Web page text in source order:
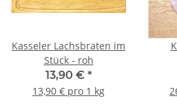
Kasseler Lachsbraten im
Stück - roh
13,90 € *
13,90 € pro 1 kg